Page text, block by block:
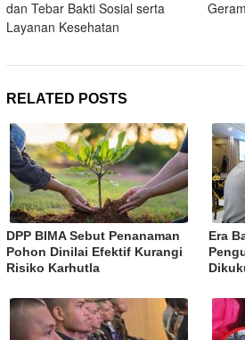
dan Tebar Bakti Sosial serta
Layanan Kesehatan
RELATED POSTS
DPP BIMA Sebut Penanaman
Pohon Dinilai Efektif Kurangi
Risiko Karhutla
Era